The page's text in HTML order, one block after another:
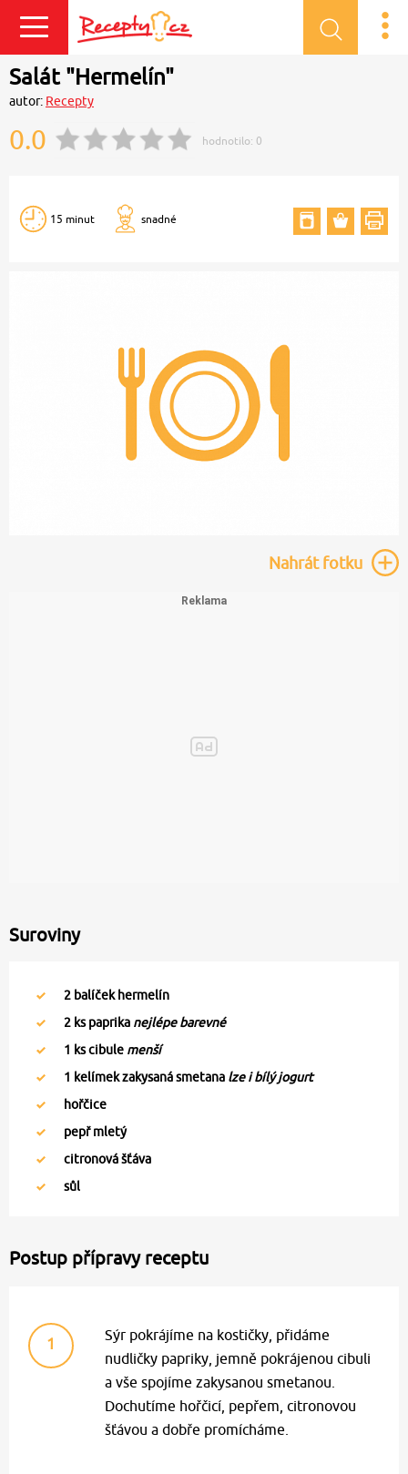
Přihlásit se
Salát "Hermelín"
autor: Recepty
0.0 hodnotilo: 0
15 minut snadné
Nahrátfotku
Suroviny
2 balíček hermelín
2 ks paprika nejlépe barevné
1 ks cibule menší
1 kelímek zakysaná smetana lze i bílý jogurt
hořčice
pepř mletý
citronová šťáva
sůl
Postup přípravy receptu
1
Sýr pokrájíme na kostičky, přidáme
nudličky papriky, jemně pokrájenou cibuli
a vše spojíme zakysanou smetanou.
Dochutíme hořčicí, pepřem, citronovou
šťávou a dobře promícháme.